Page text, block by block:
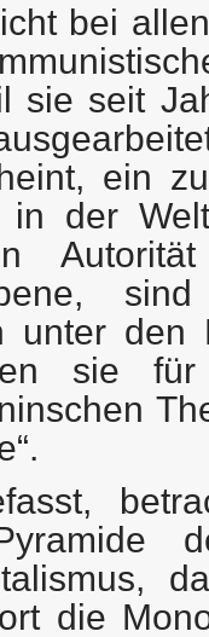
bei
sie seit
ein
der
unter den
sie
die